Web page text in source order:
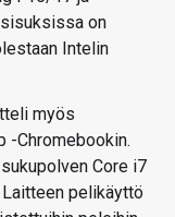
on
Intelin
myös
-Chromebookin.
Core i7
pelikäyttö